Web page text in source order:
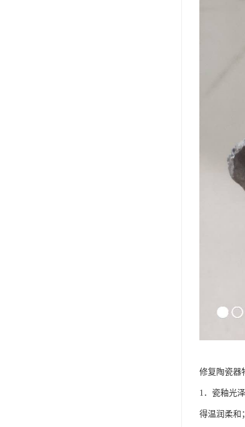
修复陶瓷器
1．瓷釉光
得温润柔和